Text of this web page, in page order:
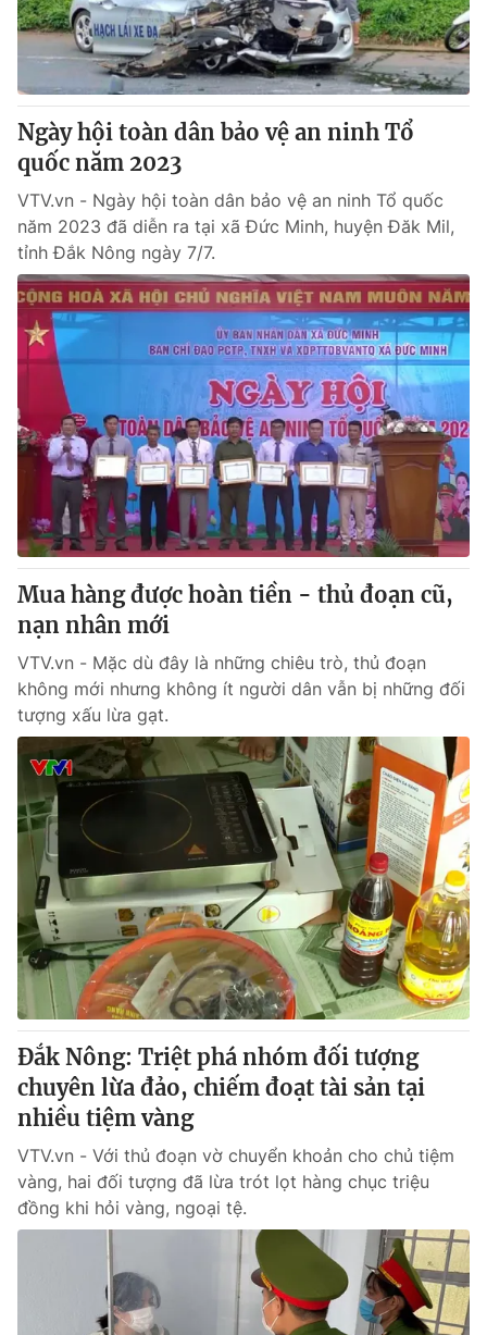
Sản phẩm
Thị trường
Tư vấn
Lịch phát sóng
Chuyên mục khác
Emagazine
Photo Infographic
Video Shorts video
VTV Money VTV Thể thao
VTV Sức khoẻ Bất động sản
Thị trường 24h Tấm lòng Việt
VTV4 Vươn mình bằng AI
Liên hệ tòa soạn English
THỜI BÁO VTV
Theo dõi báo trên
Cơ quan chủ quản:Đài Truyền hình Việt Nam
Cơ quan báo chí:Thời báo VTV
Giấy phép hoạt động báo in và báo điện tử số 483/GP-BTTTT
cấp ngày 29/12/2023
Tổng Biên tập:Vũ Thanh Thủy
Phó Tổng Biên tập:Nguyễn Thị Mỹ Hạnh, Phạm Quốc Thắng,
Nguyễn Trọng Ninh
Tổng đài VTV:024.38 355 931 - 024.38 355 932
Ðiện thoại Thời báo VTV:
024.66 897 897
Email:
toasoan@vtv.vn
Liên hệ quảng cáo:024-7300.7108
Ngày hội toàn dân bảo vệ an ninh Tổ
quốc năm 2023
VTV.vn - Ngày hội toàn dân bảo vệ an ninh Tổ quốc
năm 2023 đã diễn ra tại xã Đức Minh, huyện Đăk Mil,
tỉnh Đắk Nông ngày 7/7.
Mua hàng được hoàn tiền - thủ đoạn cũ,
nạn nhân mới
VTV.vn - Mặc dù đây là những chiêu trò, thủ đoạn
không mới nhưng không ít người dân vẫn bị những đối
tượng xấu lừa gạt.
Đắk Nông: Triệt phá nhóm đối tượng
chuyên lừa đảo, chiếm đoạt tài sản tại
nhiều tiệm vàng
VTV.vn - Với thủ đoạn vờ chuyển khoản cho chủ tiệm
vàng, hai đối tượng đã lừa trót lọt hàng chục triệu
đồng khi hỏi vàng, ngoại tệ.